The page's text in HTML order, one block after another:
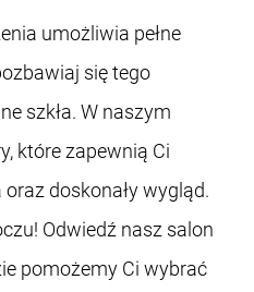
umożliwia pełne
się tego
szkła. W naszym
które zapewnią Ci
doskonały wygląd.
Odwiedź nasz salon
pomożemy Ci wybrać